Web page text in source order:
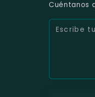
Cuéntanos